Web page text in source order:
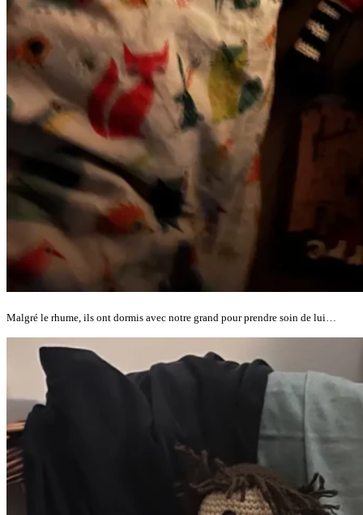
Malgré le rhume, ils ont dormis avec notre grand pour prendre soin de lui…